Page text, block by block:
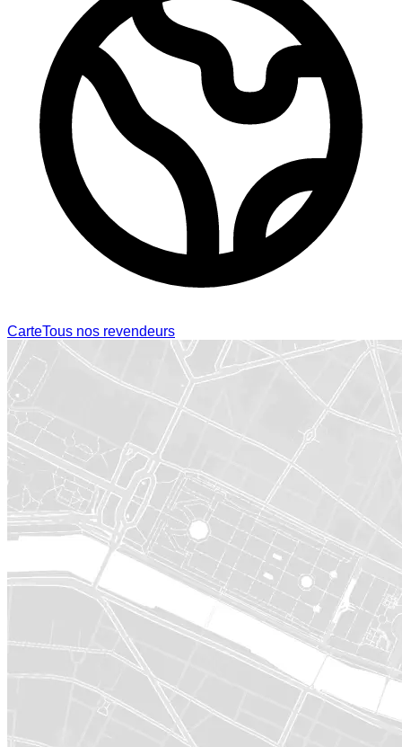
CarteTous nos revendeurs